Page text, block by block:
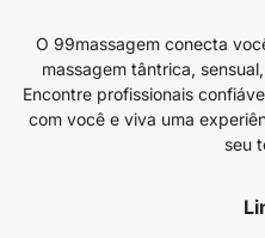
O 99massagem conecta
massagem tântrica,
Encontre profissionais
com você e viva uma
seu